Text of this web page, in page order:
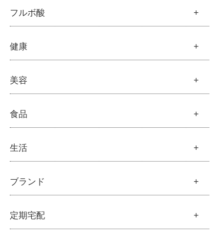
├美容液・乳液・クリーム・オイル
├アルピニエッセンス化粧品
├
└
├オリジナルヘアケア
├スマイルシャンプー
├コンデ・トリートメント
└泡ボトル・ミニ泡ボトル
├オーガニック発酵モリンガ
├
生活用品
モリンガ
├解説 モリンガとは
├発酵モリンガ
├モリンガブライト化粧品
├
モリンガサプリメント
├スキン＆ボディケア
├
├モリンガ全商品
└モリンガ ブログ
フルボ酸
フルボ酸
├フルボ酸 太古の泉
健康
健康
├ミネラル
└健康飲料
美容
美容
├オリジナルスキンケア
├固形石鹸
├洗顔石鹸
├
└
雑貨
├クレンジング・洗顔
食品
食品
├雑穀
├ 豆・ごま・乾物・梅干し
├おせち料理
├
洗浄・キッチン雑貨
├メーカー直送品（豆・米・塩など）
生活
生活
├ハミガキ
├洗濯
├バス・トイレ
ブランド
ブランド一覧
├アムリターラ
定期宅配